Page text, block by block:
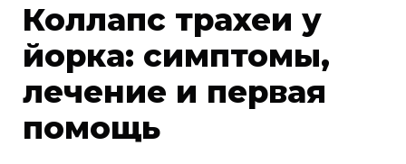
Коллапс трахеи у
йорка: симптомы,
лечение и первая
помощь